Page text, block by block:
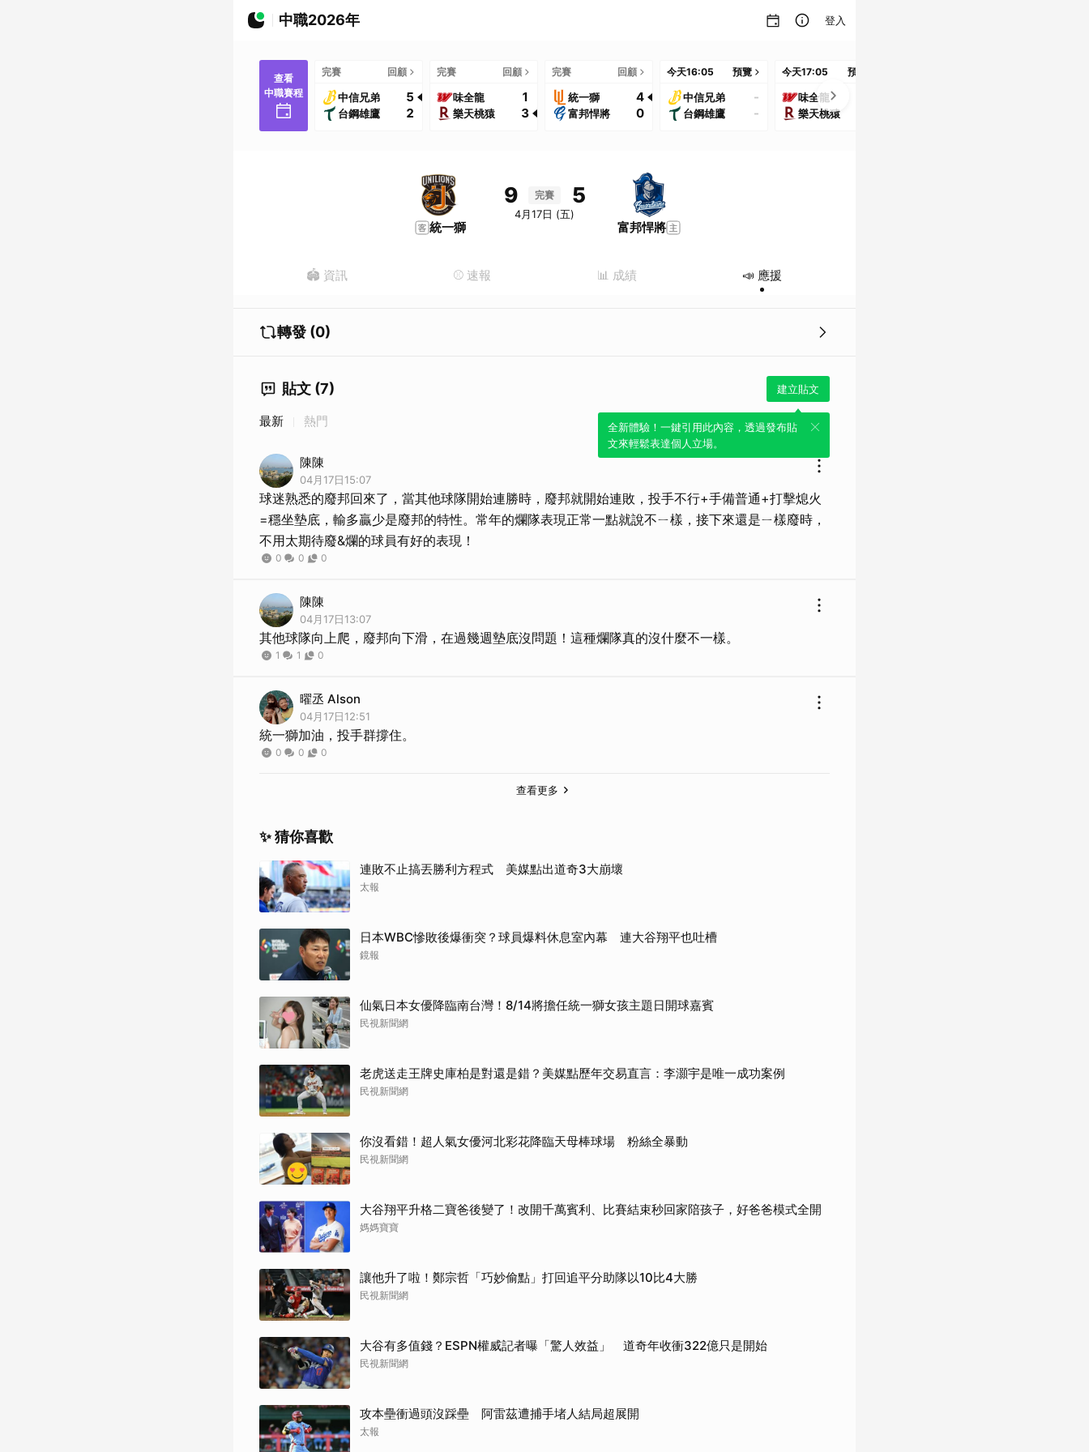
中職2026年 登入
查看
中職賽程
完賽 回顧
中信兄弟 5
台鋼雄鷹 2
完賽 回顧
味全龍 1
樂天桃猿 3
完賽 回顧
統一獅 4
富邦悍將 0
今天16:05 預覽
中信兄弟 -
台鋼雄鷹 -
今天17:05 預覽
味全龍
樂天桃猿
統一獅
9 完賽 5
4月17日 (五)
富邦悍將
🏟️ 資訊 ⚾️ 速報 📊 成績 📣 應援
轉發 (0)
貼文 (7) 建立貼文
全新體驗！一鍵引用此內容，透過發布貼
文來輕鬆表達個人立場。
最新 熱門
陳陳
04月17日15:07
球迷熟悉的廢邦回來了，當其他球隊開始連勝時，廢邦就開始連敗，投手不行+手備普通+打擊熄火
=穩坐墊底，輸多贏少是廢邦的特性。常年的爛隊表現正常一點就說不ㄧ樣，接下來還是ㄧ樣廢時，
不用太期待廢&爛的球員有好的表現！
0 0 0
陳陳
04月17日13:07
其他球隊向上爬，廢邦向下滑，在過幾週墊底沒問題！這種爛隊真的沒什麼不一樣。
1 1 0
曜丞 Alson
04月17日12:51
統一獅加油，投手群撐住。
0 0 0
查看更多
✨ 猜你喜歡
連敗不止搞丟勝利方程式 美媒點出道奇3大崩壞
太報
日本WBC慘敗後爆衝突？球員爆料休息室內幕 連大谷翔平也吐槽
鏡報
仙氣日本女優降臨南台灣！8/14將擔任統一獅女孩主題日開球嘉賓
民視新聞網
老虎送走王牌史庫柏是對還是錯？美媒點歷年交易直言：李灝宇是唯一成功案例
民視新聞網
你沒看錯！超人氣女優河北彩花降臨天母棒球場 粉絲全暴動
民視新聞網
大谷翔平升格二寶爸後變了！改開千萬賓利、比賽結束秒回家陪孩子，好爸爸模式全開
媽媽寶寶
讓他升了啦！鄭宗哲「巧妙偷點」打回追平分助隊以10比4大勝
民視新聞網
大谷有多值錢？ESPN權威記者曝「驚人效益」 道奇年收衝322億只是開始
民視新聞網
攻本壘衝過頭沒踩壘 阿雷茲遭捕手堵人結局超展開
太報